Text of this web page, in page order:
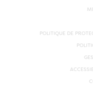
POLITIQUE DE